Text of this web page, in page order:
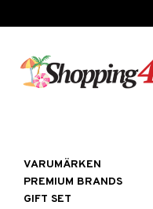
VARUMÄRKEN
PREMIUM BRANDS
GIFT SET